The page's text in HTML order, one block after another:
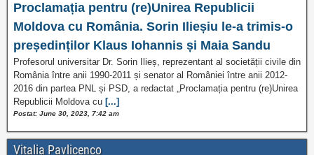
Proclamația pentru (re)Unirea Republicii
Moldova cu România. Sorin Ilieșiu le-a trimis-o
președinților Klaus Iohannis și Maia Sandu
Profesorul universitar Dr. Sorin Ilieș, reprezentant al societății civile din
România între anii 1990-2011 și senator al României între anii 2012-
2016 din partea PNL și PSD, a redactat „Proclamația pentru (re)Unirea
Republicii Moldova cu [...]
Postat: June 30, 2023, 7:42 am
Vitalia Pavlicenco